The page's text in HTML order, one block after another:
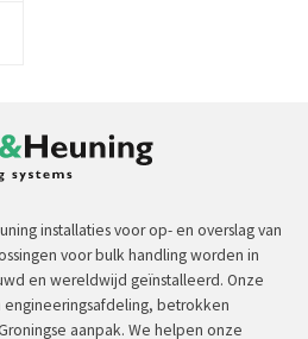
installaties voor op- en overslag van
voor bulk handling worden in
en wereldwijd geïnstalleerd. Onze
betrokken
aanpak. We helpen onze